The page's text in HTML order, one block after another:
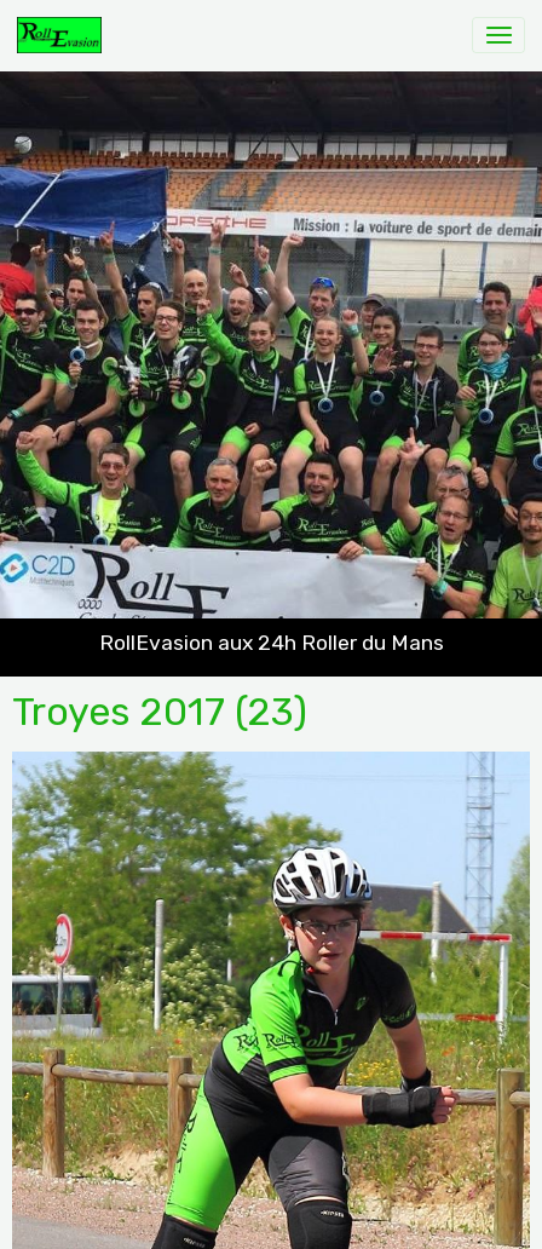
RollEvasion aux 24h Roller du Mans
Troyes 2017 (23)